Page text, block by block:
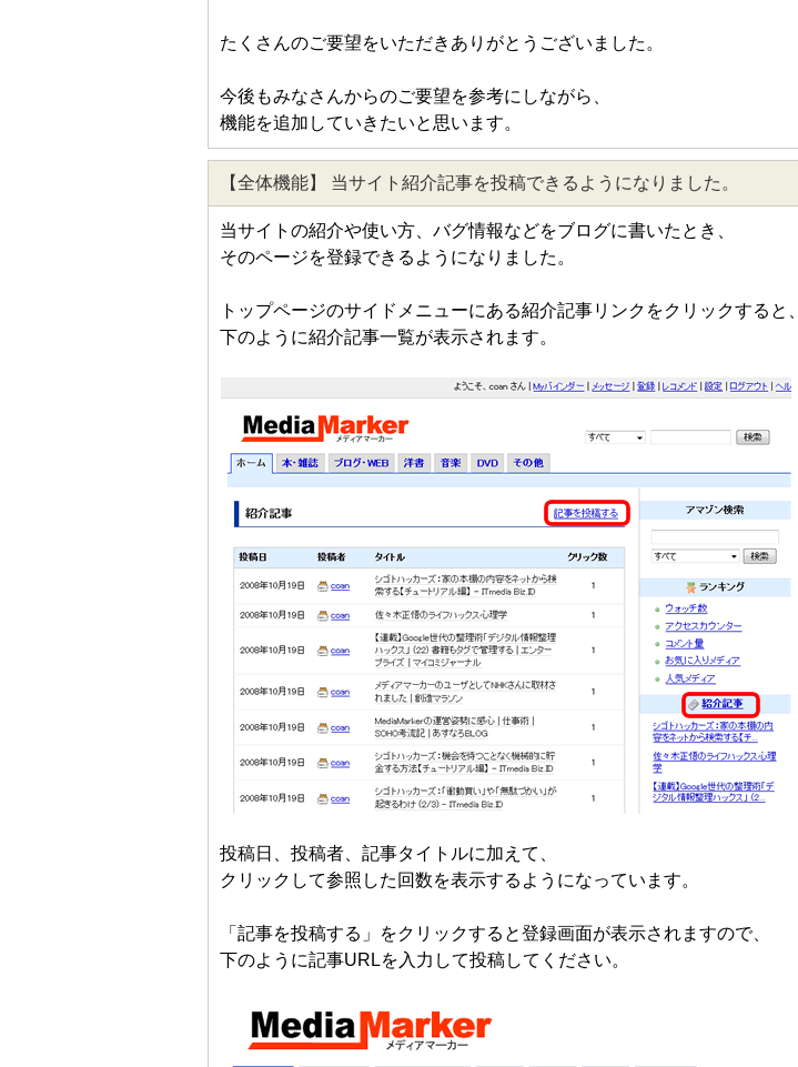
たくさんのご要望をいただきありがとうございました。
今後もみなさんからのご要望を参考にしながら、
機能を追加していきたいと思います。
【全体機能】 当サイト紹介記事を投稿できるようになりました。
当サイトの紹介や使い方、バグ情報などをブログに書いたとき、
そのページを登録できるようになりました。
トップページのサイドメニューにある紹介記事リンクをクリックすると、
下のように紹介記事一覧が表示されます。
投稿日、投稿者、記事タイトルに加えて、
クリックして参照した回数を表示するようになっています。
「記事を投稿する」をクリックすると登録画面が表示されますので、
下のように記事URLを入力して投稿してください。